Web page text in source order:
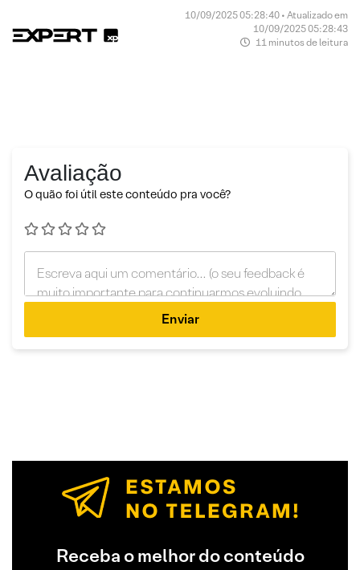
10/09/2025 05:28:40 • Atualizado em
10/09/2025 05:28:43
11 minutos de leitura
Avaliação
O quão foi útil este conteúdo pra você?
Enviar
Receba o melhor do conteúdo